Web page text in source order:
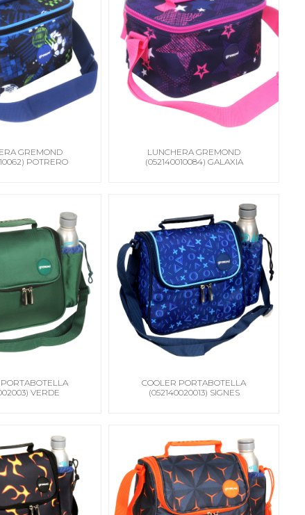
GREMOND
POTRERO
LUNCHERA GREMOND
(052140010084) GALAXIA
VERDE
COOLER PORTABOTELLA
(052140020013) SIGNES